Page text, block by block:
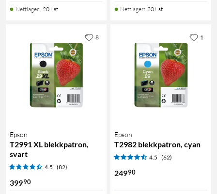
Nettlager: 20+ st Nettlager: 20+ st
Epson
T2991 XL blekkpatron,
svart
4.5 (82)
39990
8
Epson
T2982 blekkpatron, cyan
4.5 (62)
24990
1